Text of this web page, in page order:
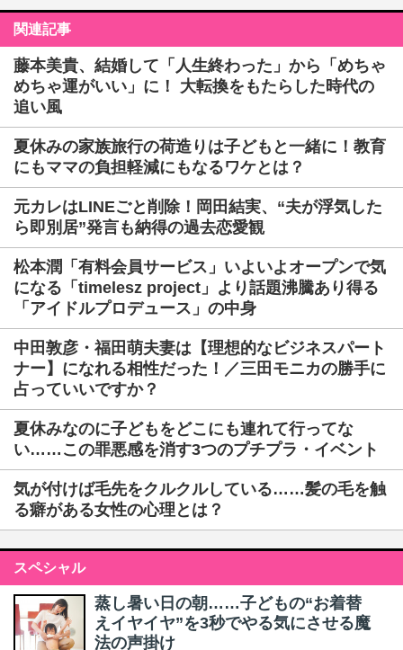
関連記事
藤本美貴、結婚して「人生終わった」から「めちゃ
めちゃ運がいい」に！ 大転換をもたらした時代の
追い風
夏休みの家族旅行の荷造りは子どもと一緒に！教育
にもママの負担軽減にもなるワケとは？
元カレはLINEごと削除！岡田結実、“夫が浮気した
ら即別居”発言も納得の過去恋愛観
松本潤「有料会員サービス」いよいよオープンで気
になる「timelesz project」より話題沸騰あり得る
「アイドルプロデュース」の中身
中田敦彦・福田萌夫妻は【理想的なビジネスパート
ナー】になれる相性だった！／三田モニカの勝手に
占っていいですか？
夏休みなのに子どもをどこにも連れて行ってな
い……この罪悪感を消す3つのプチプラ・イベント
気が付けば毛先をクルクルしている……髪の毛を触
る癖がある女性の心理とは？
スペシャル
蒸し暑い日の朝……子どもの“お着替
えイヤイヤ”を3秒でやる気にさせる魔
法の声掛け